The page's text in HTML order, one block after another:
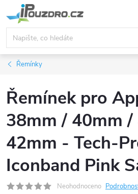
na
obsah
Řemínky
Řemínek pro
38mm / 40mm
42mm - Tech-
Iconband Pink
Neohodnoceno